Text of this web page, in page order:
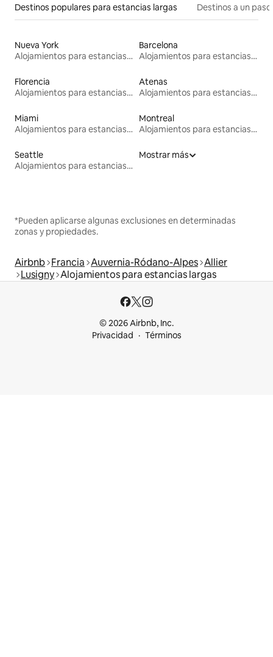
Destinos populares para estancias largas Destinos a un
Nueva York
Alojamientos para estancias largas
Barcelona
Alojamientos para estancias largas
Florencia
Alojamientos para estancias largas
Atenas
Alojamientos para estancias largas
Miami
Alojamientos para estancias largas
Montreal
Alojamientos para estancias largas
Seattle
Alojamientos para estancias largas
Mostrar más
*Pueden aplicarse algunas exclusiones en determinadas
zonas y propiedades.
Airbnb Francia Auvernia-Ródano-Alpes Allier
Lusigny Alojamientos para estancias largas
© 2026 Airbnb, Inc.
Privacidad
Términos